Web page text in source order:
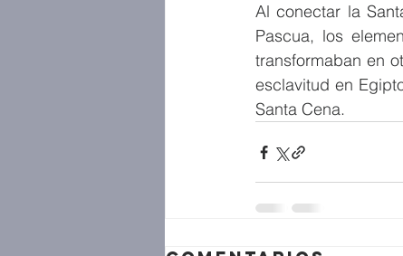
Al conectar la
Pascua, los
transformaban en
esclavitud en
Santa Cena.